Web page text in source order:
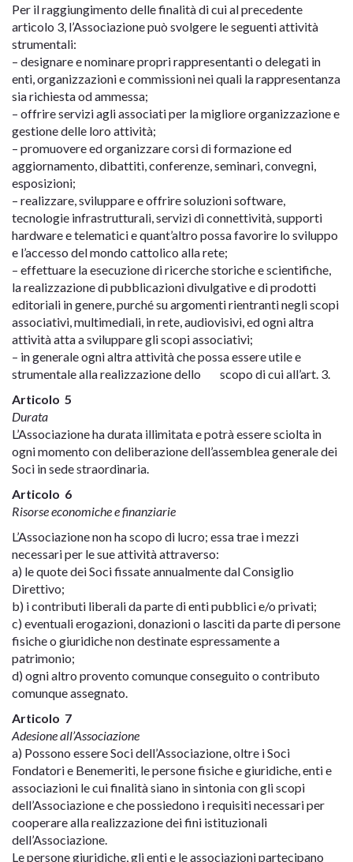
Per il raggiungimento delle finalità di cui al precedente
articolo 3, l’Associazione può svolgere le seguenti attività
strumentali:
– designare e nominare propri rappresentanti o delegati in
enti, organizzazioni e commissioni nei quali la rappresentanza
sia richiesta od ammessa;
– offrire servizi agli associati per la migliore organizzazione e
gestione delle loro attività;
– promuovere ed organizzare corsi di formazione ed
aggiornamento, dibattiti, conferenze, seminari, convegni,
esposizioni;
– realizzare, sviluppare e offrire soluzioni software,
tecnologie infrastrutturali, servizi di connettività, supporti
hardware e telematici e quant’altro possa favorire lo sviluppo
e l’accesso del mondo cattolico alla rete;
– effettuare la esecuzione di ricerche storiche e scientifiche,
la realizzazione di pubblicazioni divulgative e di prodotti
editoriali in genere, purché su argomenti rientranti negli scopi
associativi, multimediali, in rete, audiovisivi, ed ogni altra
attività atta a sviluppare gli scopi associativi;
– in generale ogni altra attività che possa essere utile e
strumentale alla realizzazione dello scopo di cui all’art. 3.
Articolo 5
Durata
L’Associazione ha durata illimitata e potrà essere sciolta in
ogni momento con deliberazione dell’assemblea generale dei
Soci in sede straordinaria.
Articolo 6
Risorse economiche e finanziarie
L’Associazione non ha scopo di lucro; essa trae i mezzi
necessari per le sue attività attraverso:
a) le quote dei Soci fissate annualmente dal Consiglio
Direttivo;
b) i contributi liberali da parte di enti pubblici e/o privati;
c) eventuali erogazioni, donazioni o lasciti da parte di persone
fisiche o giuridiche non destinate espressamente a
patrimonio;
d) ogni altro provento comunque conseguito o contributo
comunque assegnato.
Articolo 7
Adesione all’Associazione
a) Possono essere Soci dell’Associazione, oltre i Soci
Fondatori e Benemeriti, le persone fisiche e giuridiche, enti e
associazioni le cui finalità siano in sintonia con gli scopi
dell’Associazione e che possiedono i requisiti necessari per
cooperare alla realizzazione dei fini istituzionali
dell’Associazione.
Le persone giuridiche, gli enti e le associazioni partecipano